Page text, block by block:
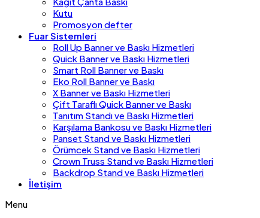
Kutu
Promosyon defter
Fuar Sistemleri
Roll Up Banner ve Baskı Hizmetleri
Quick Banner ve Baskı Hizmetleri
Smart Roll Banner ve Baskı
Eko Roll Banner ve Baskı
X Banner ve Baskı Hizmetleri
Çift Taraflı Quick Banner ve Baskı
Tanıtım Standı ve Baskı Hizmetleri
Karşılama Bankosu ve Baskı Hizmetleri
Panset Stand ve Baskı Hizmetleri
Örümcek Stand ve Baskı Hizmetleri
Crown Truss Stand ve Baskı Hizmetleri
Backdrop Stand ve Baskı Hizmetleri
İletişim
Menu